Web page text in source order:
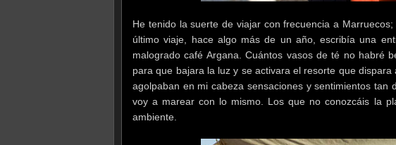
He tenido la suerte de viajar con frecuencia a
último viaje, hace algo más de un año, escribía una
malogrado café Argana. Cuántos vasos de té no habré
para que bajara la luz y se activara el resorte que
agolpaban en mi cabeza sensaciones y sentimientos
voy a marear con lo mismo. Los que no conozcáis la
ambiente.